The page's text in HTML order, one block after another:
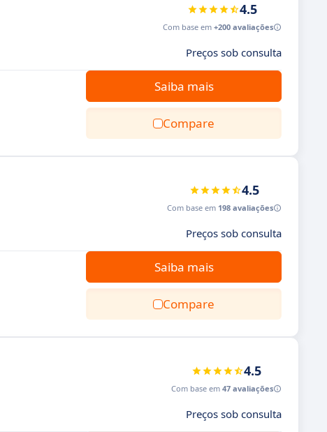
4.5
Com base em +200 avaliações
Preços sob consulta
Saiba mais
Compare
4.5
Com base em 198 avaliações
Preços sob consulta
Saiba mais
Compare
4.5
Com base em 47 avaliações
Preços sob consulta